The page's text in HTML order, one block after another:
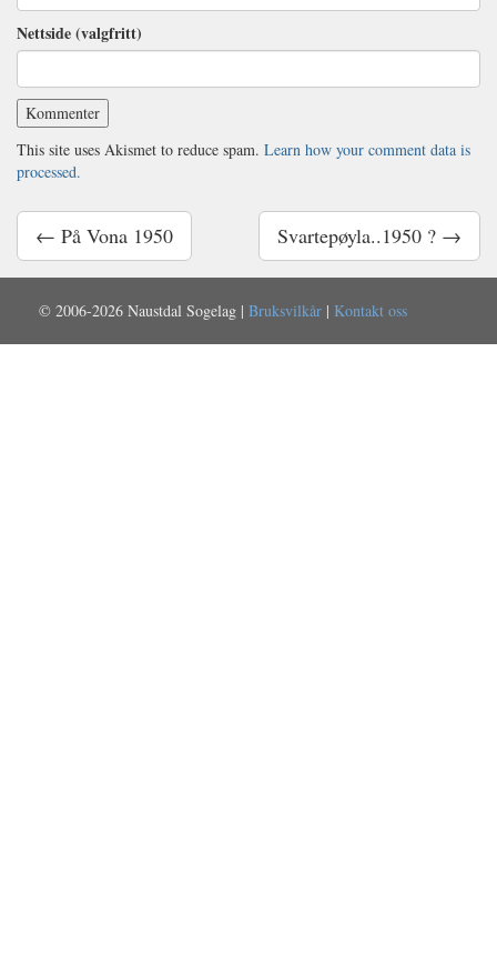
Nettside (valgfritt)
This site uses Akismet to reduce spam. Learn how your comment data is
processed.
← På Vona 1950 Svartepøyla..1950 ? →
© 2006-2026 Naustdal Sogelag | Bruksvilkår | Kontakt oss